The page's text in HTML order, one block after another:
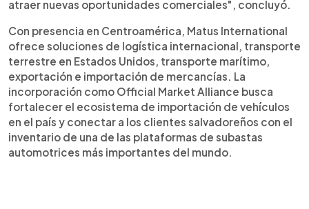
atraer nuevas oportunidades comerciales", concluyó.
Con presencia en Centroamérica, Matus International
ofrece soluciones de logística internacional, transporte
terrestre en Estados Unidos, transporte marítimo,
exportación e importación de mercancías. La
incorporación como Official Market Alliance busca
fortalecer el ecosistema de importación de vehículos
en el país y conectar a los clientes salvadoreños con el
inventario de una de las plataformas de subastas
automotrices más importantes del mundo.